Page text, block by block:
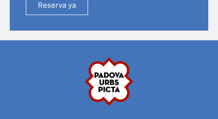
Reserva ya